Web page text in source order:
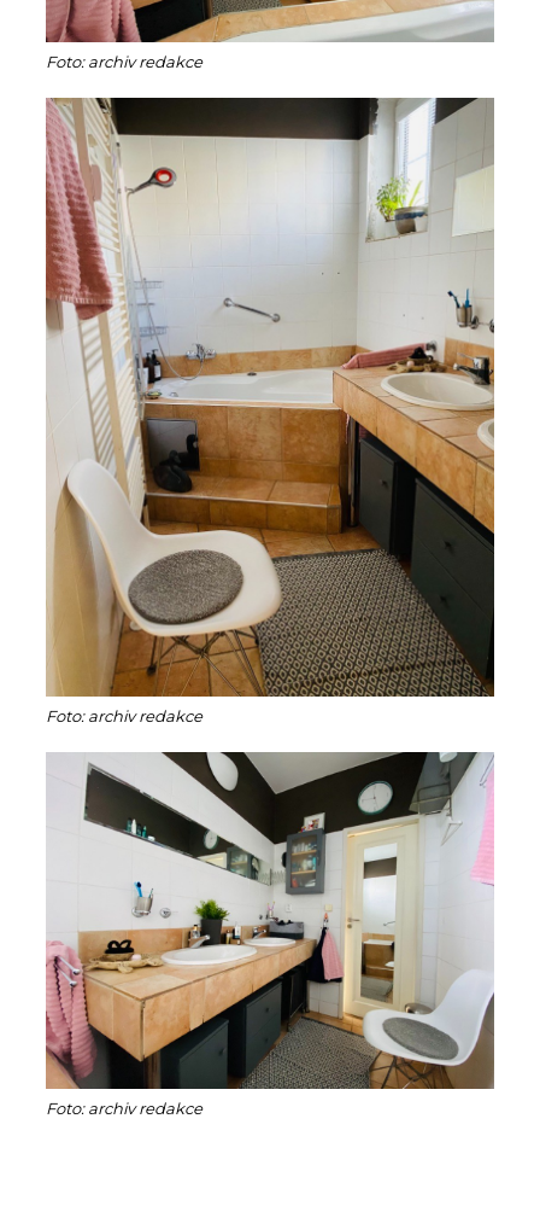
Foto: archiv redakce
Foto: archiv redakce
Foto: archiv redakce